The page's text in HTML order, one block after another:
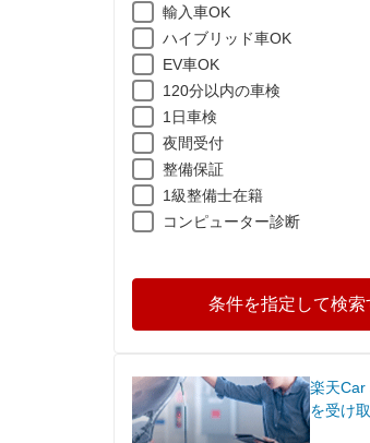
輸入車OK
ハイブリッド車OK
EV車OK
120分以内の車検
1日車検
夜間受付
整備保証
1級整備士在籍
コンピューター診断
条件を指定して検索
楽天Car
を受け